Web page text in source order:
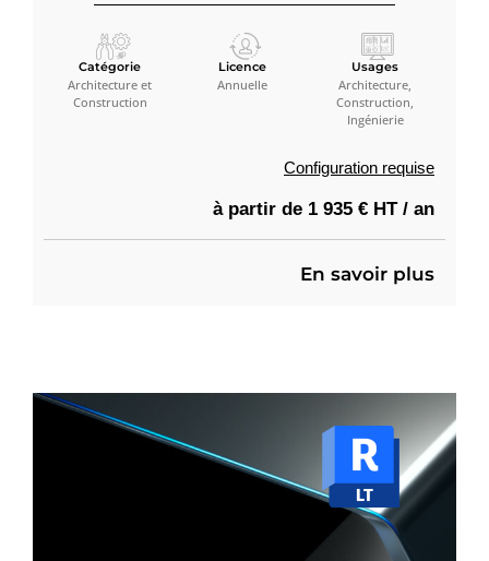
Catégorie
Architecture et
Construction
Licence
Annuelle
Usages
Architecture,
Construction,
Ingénierie
Configuration requise
à partir de 1 935 € HT / an
En savoir plus